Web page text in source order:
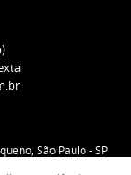
São Paulo-SP